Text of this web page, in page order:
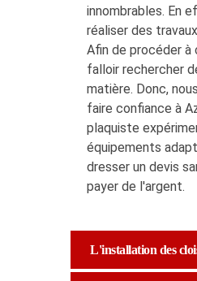
innombrables. En
réaliser des
Afin de procéder à
falloir rechercher
matière. Donc,
faire confiance à
plaquiste
équipements
dresser un devis
payer de l'argent.
L'installation des